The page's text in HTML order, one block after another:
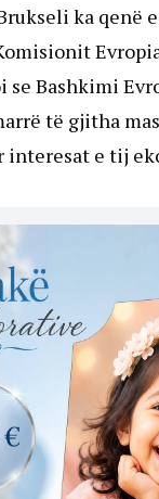
ka qenë
se Bashkimi
të gjitha
interesat e tij